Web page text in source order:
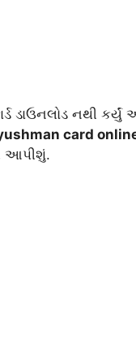
ડાઉનલોડ નથી
card
આપીશું.